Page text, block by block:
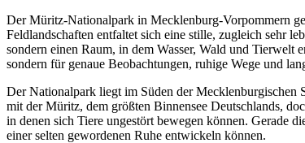
Der Müritz-Nationalpark in Mecklenburg-Vorpommern
Feldlandschaften entfaltet sich eine stille, zugleich sehr
sondern einen Raum, in dem Wasser, Wald und Tierwelt
sondern für genaue Beobachtungen, ruhige Wege und
Der Nationalpark liegt im Süden der Mecklenburgischen
mit der Müritz, dem größten Binnensee Deutschlands,
in denen sich Tiere ungestört bewegen können. Gerade
einer selten gewordenen Ruhe entwickeln können.